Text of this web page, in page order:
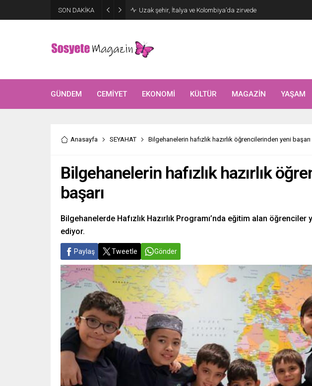
SON DAKİKA
Aşkları sette başladı! Serra Arıtürk’ten sevgilisi Aytaç
kutlama
GÜNDEM CEMİYET EKONOMİ KÜLTÜR MAGAZİN YAŞAM
Anasayfa SEYAHAT Bilgehanelerin hafızlık hazırlık öğrencilerinden yeni başarı
Bilgehanelerin hafızlık hazırlık
başarı
Bilgehanelerde Hafızlık Hazırlık Programı’nda eğitim alan
ediyor.
Paylaş Tweetle Gönder